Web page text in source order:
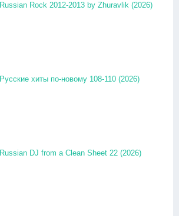
Russian Rock 2012-2013 by Zhuravlik (2026)
Русские хиты по-новому 108-110 (2026)
Russian DJ from a Clean Sheet 22 (2026)